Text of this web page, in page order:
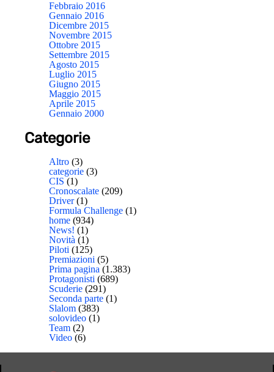
Febbraio 2016
Gennaio 2016
Dicembre 2015
Novembre 2015
Ottobre 2015
Settembre 2015
Agosto 2015
Luglio 2015
Giugno 2015
Maggio 2015
Aprile 2015
Gennaio 2000
Categorie
Altro (3)
categorie (3)
CIS (1)
Cronoscalate (209)
Driver(1)
Formula Challenge (1)
home (934)
News! (1)
Novità (1)
Piloti (125)
Premiazioni (5)
Prima pagina (1.383)
Protagonisti (689)
Scuderie (291)
Seconda parte (1)
Slalom (383)
solovideo (1)
Team (2)
Video (6)